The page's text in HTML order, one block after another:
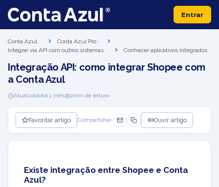
Entrar
Conta Azul
Conta Azul Pro
Integrar via API com outros sistemas
Conhecer aplicativos integrados
Integração API: como integrar Shopee com
a Conta Azul
Atualizadohá 1 mês 2min de leitura
Favoritar artigo Compartilhar: Ouvir artigo
Existe integração entre Shopee e Conta
Azul?